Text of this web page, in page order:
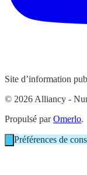
Site d’information
© 2026 Alliancy -
Propulsé parOmerlo.
Préférences de